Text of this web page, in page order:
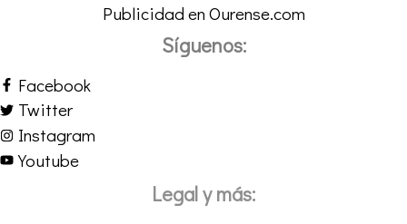
Publicidad en Ourense.com
Síguenos:
Facebook
Twitter
Instagram
Youtube
Legal y más: